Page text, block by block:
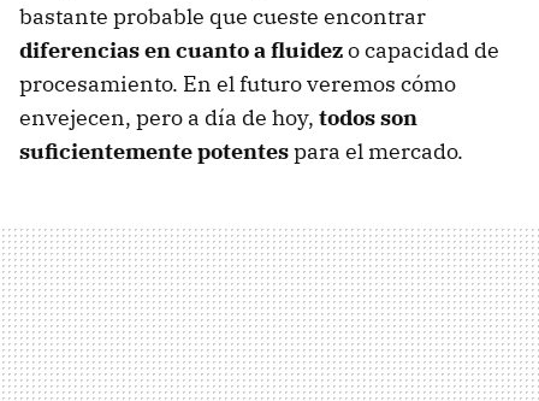
bastante probable que cueste encontrar
diferencias en cuanto a fluidezo capacidad de
procesamiento. En el futuro veremos cómo
envejecen, pero a día de hoy, todos son
suficientemente potentespara el mercado.